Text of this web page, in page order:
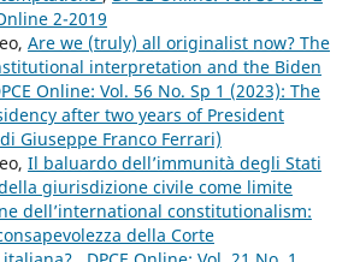
2-2019
Are we (truly) all originalist now? The
interpretation and the Biden
Online: Vol. 56 No. Sp 1 (2023): The
after two years of President
Giuseppe Franco Ferrari)
Il baluardo dell’immunità degli Stati
giurisdizione civile come limite
dell’international constitutionalism:
della Corte